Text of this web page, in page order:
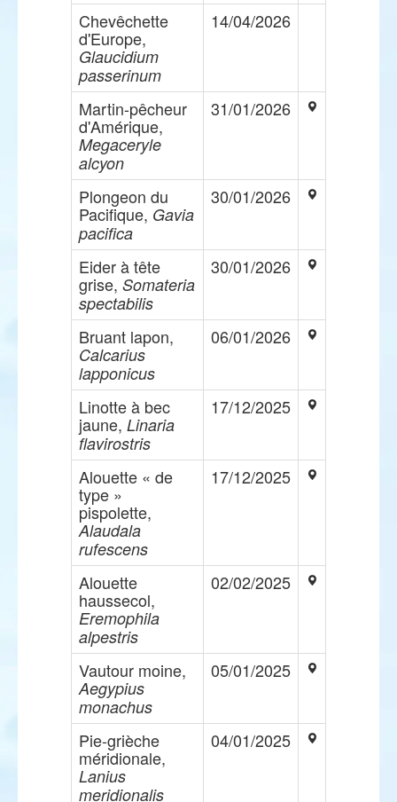
Chevêchette
d'Europe,
Glaucidium
passerinum
14/04/2026
Martin-pêcheur
d'Amérique,
Megaceryle
alcyon
31/01/2026
Plongeon du
Pacifique, Gavia
pacifica
30/01/2026
Eider à tête
grise, Somateria
spectabilis
30/01/2026
Bruant lapon,
Calcarius
lapponicus
06/01/2026
Linotte à bec
jaune, Linaria
flavirostris
17/12/2025
Alouette « de
type »
pispolette,
Alaudala
rufescens
17/12/2025
Alouette
haussecol,
Eremophila
alpestris
02/02/2025
Vautour moine,
Aegypius
monachus
05/01/2025
Pie-grièche
méridionale,
Lanius
meridionalis
04/01/2025